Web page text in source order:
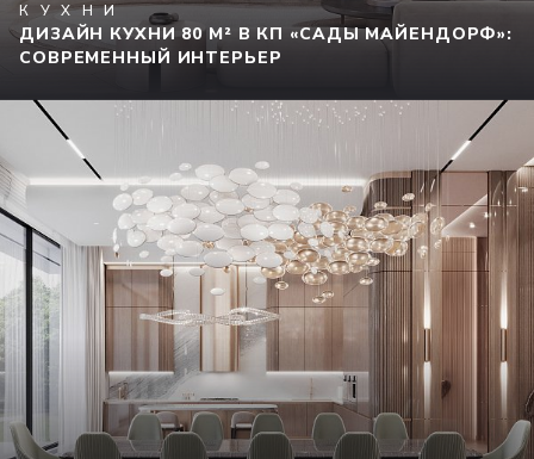
КУХНИ
ДИЗАЙН КУХНИ 80 М² В КП «САДЫ МАЙЕНДОРФ»:
СОВРЕМЕННЫЙ ИНТЕРЬЕР